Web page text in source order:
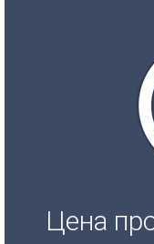
Цена